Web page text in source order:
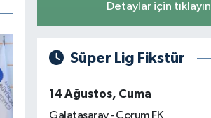
Detaylar için tıklayın
Süper Lig Fikstür
14 Ağustos, Cuma
Galatasaray - Çorum FK